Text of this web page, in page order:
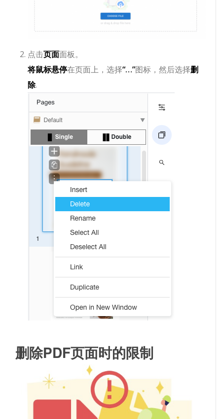
点击页面面板。
将鼠标悬停在页面上，选择“…”图标，然后选择删
除.
删除PDF页面时的限制